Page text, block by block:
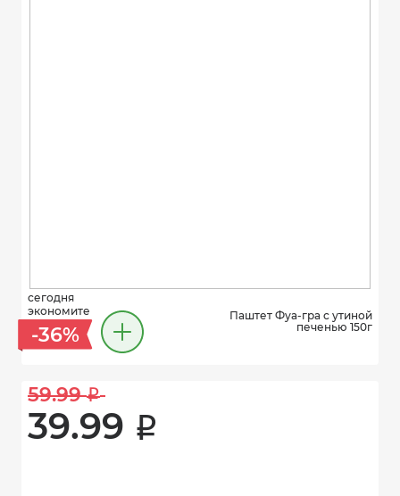
сегодня
экономите
-36%
Паштет Фуа-гра с утиной
печенью 150г
59.99 i
39.99 i